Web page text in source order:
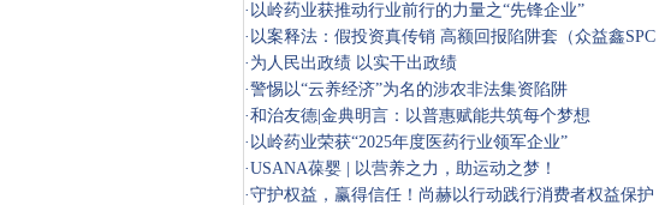
· 以岭药业获推动行业前行的力量之“先锋企业”
· 以案释法：假投资真传销 高额回报陷阱套（众益鑫SPC
传销案）
· 为人民出政绩 以实干出政绩
·警惕以“云养经济”为名的涉农非法集资陷阱
·和治友德|金典明言：以普惠赋能共筑每个梦想
· 以岭药业荣获“2025年度医药行业领军企业”
·USANA葆婴 | 以营养之力，助运动之梦！
·守护权益，赢得信任！尚赫以行动践行消费者权益保护